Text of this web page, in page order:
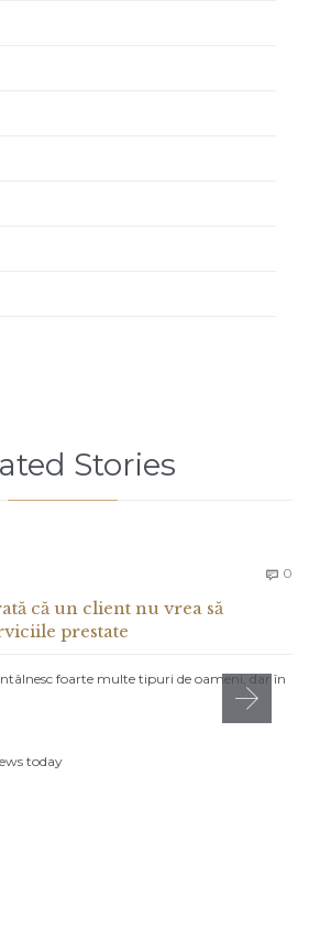
Stories
 0
că un client nu vrea să
prestate
foarte multe tipuri de oameni, dar în
today